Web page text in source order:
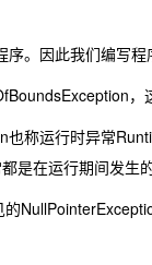
因此我们编写程
，
运行时异常
是在运行期间发生的